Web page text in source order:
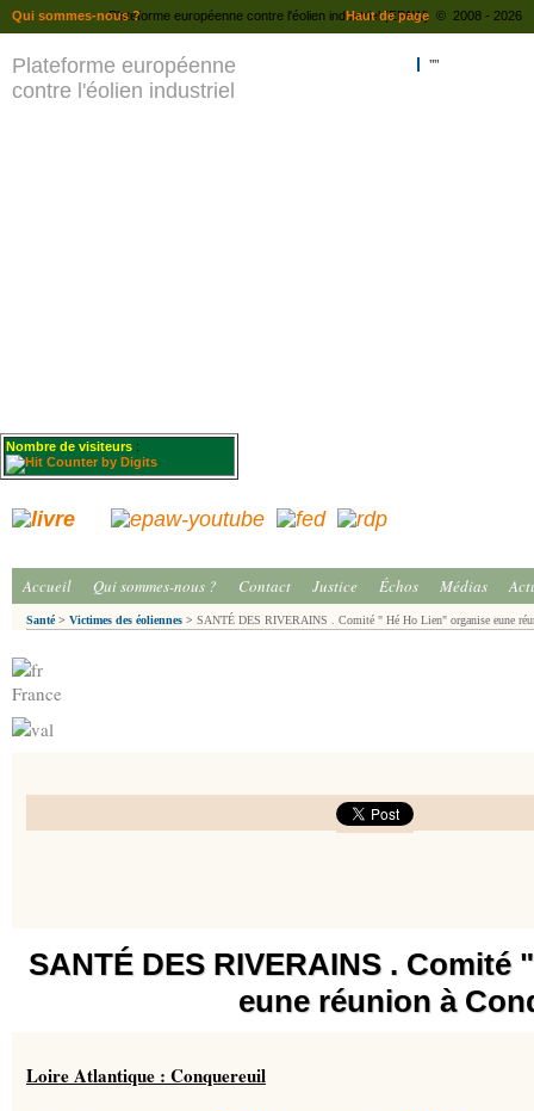
Plateforme européenne
contre l'éolien industriel
""
Nombre de visiteurs :
Accueil Qui sommes-nous ? Contact Justice Échos Médias
Santé > Victimes des éoliennes > SANTÉ DES RIVERAINS . Comité " Hé Ho Lien" organise eune
France
SANTÉ DES RIVERAINS .
eune réunion à
Loire Atlantique : Conquereuil
Plateforme européenne contre l'éolien industriel (EPAW) © 2008 - 2026
Haut de page
Qui sommes-nous ?